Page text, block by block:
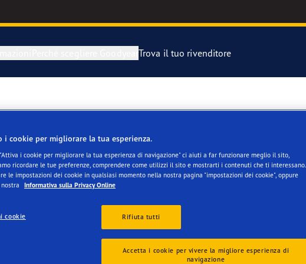
di Goodyear
di scorta
Perché scegliere Goodyear
RACING
Goodyear Eagle
Trova il tuo rivenditore
SNC DI EZIO BASSI & C.
i cookie per migliorare la tua esperienza.
i cookie per migliorare la tua esperienza di navigazione" ci aiuti a far funzionare meglio il sito,
ricordare le tue preferenze, comprendere come utilizzi il sito e mostrarti i contenuti che ti interessano.
le impostazioni dei cookie in qualsiasi momento nella nostra pagina "impostazioni dei cookie", oppure
Informativa sulla Privacy Online
cookie Rifiuta tutti
Accetta i cookie per vivere la migliore esperienza di
navigazione